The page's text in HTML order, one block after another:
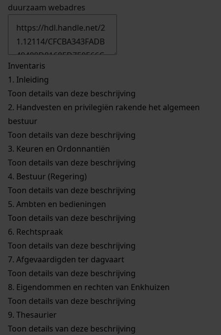
duurzaam webadres
Inventaris
1. Inleiding
Toon details van deze beschrijving
2. Handvesten en privilegiën rakende het algemeen
bestuur
Toon details van deze beschrijving
3. Keuren en Ordonnantiën
Toon details van deze beschrijving
4. Bestuur (Regering)
Toon details van deze beschrijving
5. Ambten en bedieningen
Toon details van deze beschrijving
6. Rechtspraak
Toon details van deze beschrijving
7. Afgevaardigden ter dagvaart
Toon details van deze beschrijving
8. Eigendommen en rechten van Enkhuizen
Toon details van deze beschrijving
9. Thesaurier
Toon details van deze beschrijving